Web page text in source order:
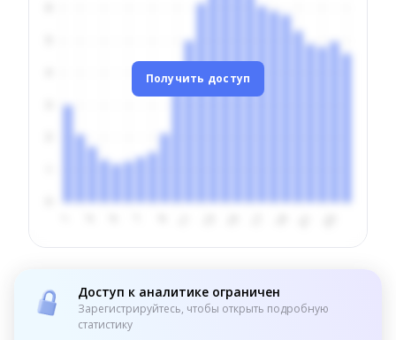
Получить доступ
Доступ к аналитике ограничен
Зарегистрируйтесь, чтобы открыть подробную
статистику